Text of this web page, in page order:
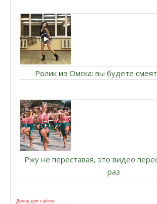
Ролик из Омска: вы будете
Ржу не переставая, это видео
раз
Доход для сайтов